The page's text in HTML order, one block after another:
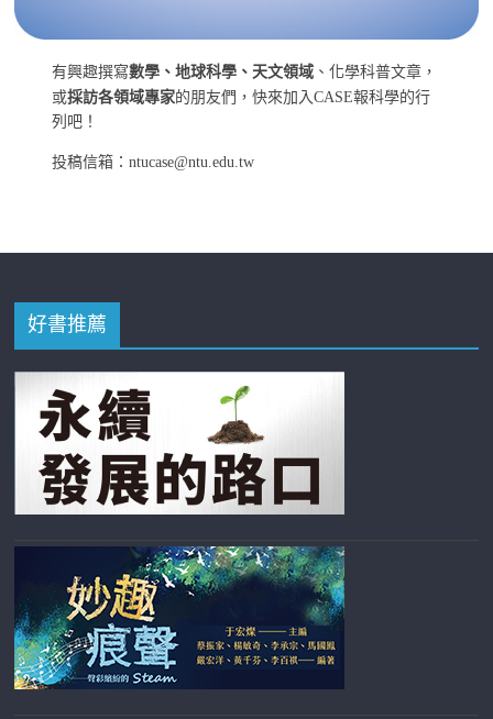
有興趣撰寫數學、地球科學、天文領域 、化學科普文章，
或採訪各領域專家的朋友們，快來加入CASE報科學的行
列吧！
投稿信箱：ntucase@ntu.edu.tw
好書推薦